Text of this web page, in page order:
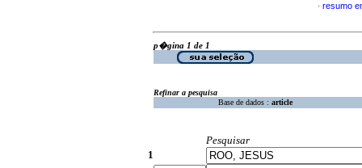
· resumo
p�gina 1 de 1
Refinar a pesquisa
Base de dados : article
Pesquisar
1